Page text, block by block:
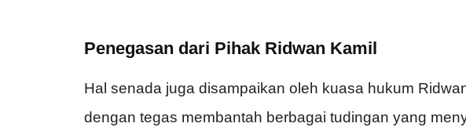
Penegasan dari Pihak Ridwan Kamil
Hal senada juga disampaikan oleh kuasa hukum
dengan tegas membantah berbagai tudingan yang